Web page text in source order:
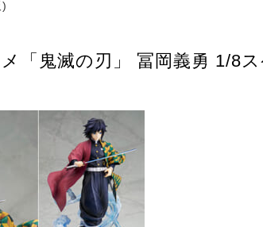
「鬼滅の刃」 冨岡義勇 1/8